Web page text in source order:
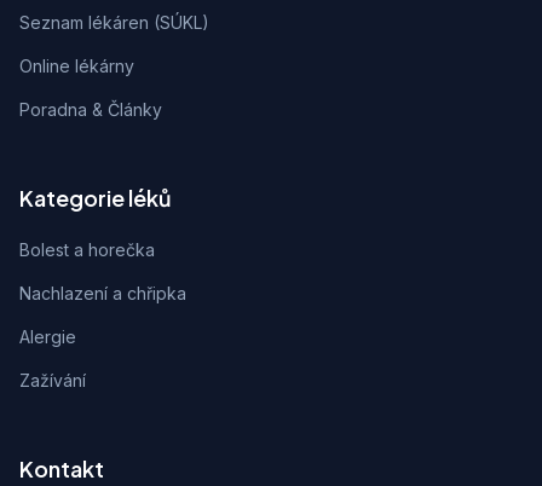
Seznam lékáren (SÚKL)
Online lékárny
Poradna & Články
Kategorie léků
Bolest a horečka
Nachlazení a chřipka
Alergie
Zažívání
Kontakt